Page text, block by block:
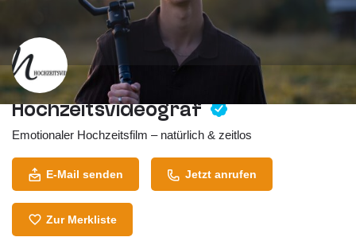
Hochzeitsvideograf
Emotionaler Hochzeitsfilm – natürlich & zeitlos
E-Mail senden Jetzt anrufen
Zur Merkliste